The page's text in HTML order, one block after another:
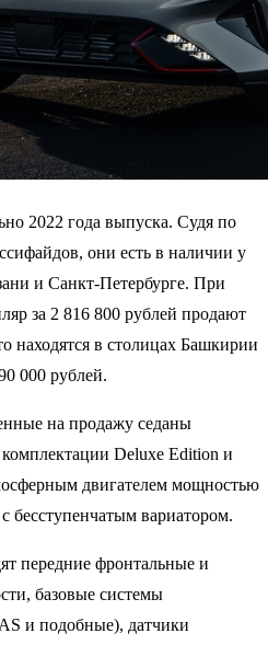
2022 года выпуска. Судя по
они есть в наличии у
и Санкт-Петербурге. При
за 2 816 800 рублей продают
находятся в столицах Башкирии
000 рублей.
на продажу седаны
Deluxe Edition и
двигателем мощностью
бесступенчатым вариатором.
передние фронтальные и
базовые системы
и подобные), датчики